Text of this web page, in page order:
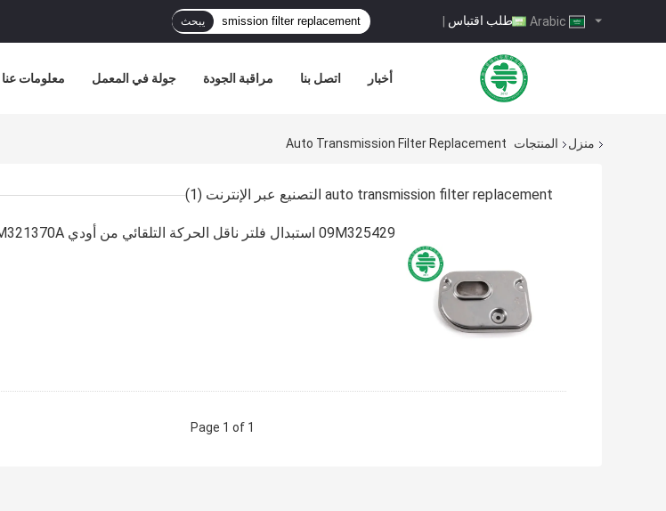
طلب اقتباس | يبحث
معلومات عنا جولة في المعمل مراقبة الجودة اتصل بنا أخبار
منزل المنتجات Auto Transmission Filter Replacement
auto transmission filter replacement التصنيع عبر الإنترنت (1)
Page 1 of 1